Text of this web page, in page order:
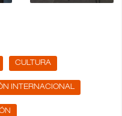
CULTURA
INTERNACIONAL